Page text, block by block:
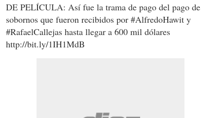
DE PELÍCULA: Así fue la trama de pago del pago de
sobornos que fueron recibidos por #AlfredoHawit y
#RafaelCallejas hasta llegar a 600 mil dólares
http://bit.ly/1IH1MdB